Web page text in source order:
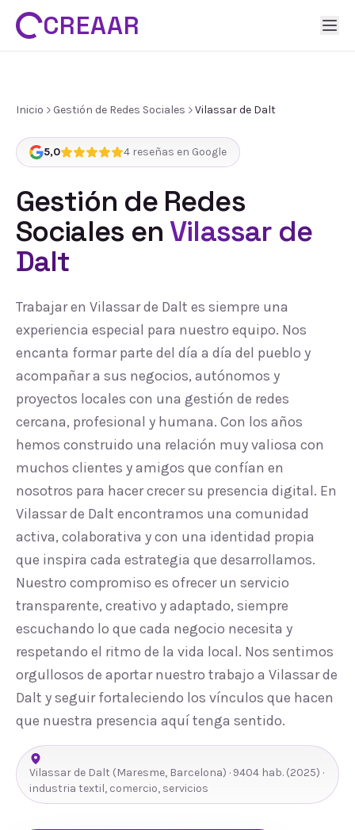
CREAAR
Inicio Gestión de Redes Sociales Vilassar de Dalt
5,0 4 reseñas en Google
Gestión de Redes
Sociales enVilassar de
Dalt
Trabajar en Vilassar de Dalt es siempre una
experiencia especial para nuestro equipo. Nos
encanta formar parte del día a día del pueblo y
acompañar a sus negocios, autónomos y
proyectos locales con una gestión de redes
cercana, profesional y humana. Con los años
hemos construido una relación muy valiosa con
muchos clientes y amigos que confían en
nosotros para hacer crecer su presencia digital. En
Vilassar de Dalt encontramos una comunidad
activa, colaborativa y con una identidad propia
que inspira cada estrategia que desarrollamos.
Nuestro compromiso es ofrecer un servicio
transparente, creativo y adaptado, siempre
escuchando lo que cada negocio necesita y
respetando el ritmo de la vida local. Nos sentimos
orgullosos de aportar nuestro trabajo a Vilassar de
Dalt y seguir fortaleciendo los vínculos que hacen
que nuestra presencia aquí tenga sentido.
Vilassar de Dalt (Maresme, Barcelona) · 9404 hab. (2025) ·
industria textil, comercio, servicios